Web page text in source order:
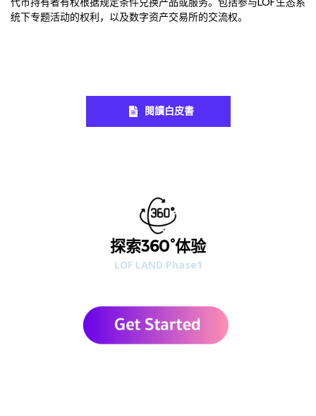
统下专题活动的权利，以及数字资产交易所的交流权。
閱讀白皮書
探索360°体验
LOF LAND Phase1